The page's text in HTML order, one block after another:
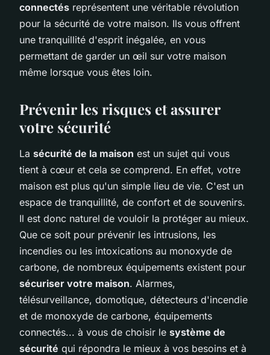
connectés représentent une véritable révolution
pour la sécurité de votre maison. Ils vous offrent
une tranquillité d'esprit inégalée, en vous
permettant de garder un œil sur votre maison
même lorsque vous êtes loin.
Prévenir les risques et assurer
votre sécurité
La sécurité de la maison est un sujet qui vous
tient à cœur et cela se comprend. En effet, votre
maison est plus qu'un simple lieu de vie. C'est un
espace de tranquillité, de confort et de souvenirs.
Il est donc naturel de vouloir la protéger au mieux.
Que ce soit pour prévenir les intrusions, les
incendies ou les intoxications au monoxyde de
carbone, de nombreux équipements existent pour
sécuriser votre maison. Alarmes,
télésurveillance, domotique, détecteurs d'incendie
et de monoxyde de carbone, équipements
connectés... à vous de choisir le système de
sécurité qui répondra le mieux à vos besoins et à